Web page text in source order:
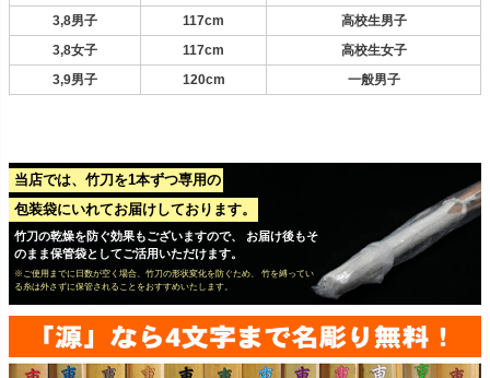
3,8男子
117cm
高校生男子
3,8女子
117cm
高校生女子
3,9男子
120cm 一般男子
当店では、竹刀を1本ずつ専用の
包装袋にいれてお届けしております。
竹刀の乾燥を防ぐ効果もございますので、 お届け後もそ
のまま保管袋としてご活用いただけます。
※ご使用までに日数が空く場合、竹刀の形状変化を防ぐため、 竹を縛ってい
る糸は外さずに保管されることをおすすめいたします。